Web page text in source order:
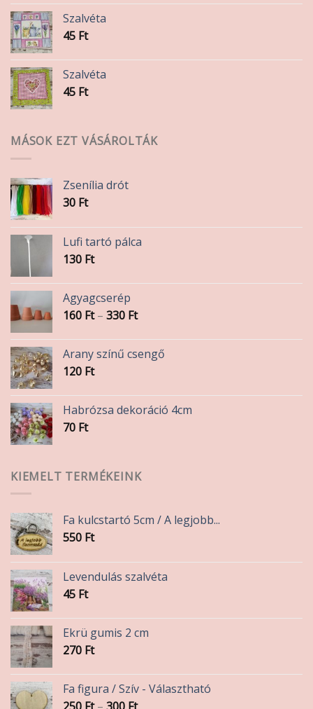
Szalvéta
45 Ft
Szalvéta
45 Ft
MÁSOK EZT VÁSÁROLTÁK
Zsenília drót
30 Ft
Lufi tartó pálca
130 Ft
Agyagcserép
160 Ft – 330 FtÁrtartomány:
-
330 Ft
Arany színű csengő
120 Ft
Habrózsa dekoráció 4cm
70 Ft
KIEMELT TERMÉKEINK
Fa kulcstartó 5cm / A legjobb...
550 Ft
Levendulás szalvéta
45 Ft
Ekrü gumis 2 cm
270 Ft
Fa figura / Szív - Választható
Ártartomány: